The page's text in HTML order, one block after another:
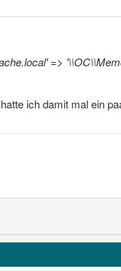
=>
ich damit mal ein